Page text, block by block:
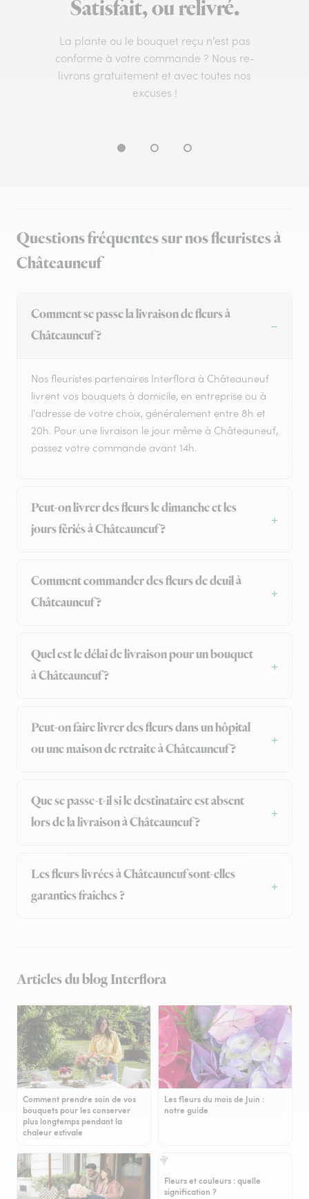
Satisfait, ou relivré.
La plante ou le bouquet reçu n’est pas
conforme à votre commande ? Nous re-
livrons gratuitement et avec toutes nos
excuses !
Questions fréquentes sur nos fleuristes à
Châteauneuf
Comment se passe la livraison de fleurs à
Châteauneuf ?
Nos fleuristes partenaires Interflora à Châteauneuf
livrent vos bouquets à domicile, en entreprise ou à
l'adresse de votre choix, généralement entre 8h et
20h. Pour une livraison le jour même à Châteauneuf,
passez votre commande avant 14h.
Peut-on livrer des fleurs le dimanche et les
jours fériés à Châteauneuf ?
Comment commander des fleurs de deuil à
Châteauneuf ?
Quel est le délai de livraison pour un bouquet
à Châteauneuf ?
Peut-on faire livrer des fleurs dans un hôpital
ou une maison de retraite à Châteauneuf ?
Que se passe-t-il si le destinataire est absent
lors de la livraison à Châteauneuf ?
Les fleurs livrées à Châteauneuf sont-elles
garanties fraîches ?
Articles du blog Interflora
Comment prendre soin de vos
bouquets pour les conserver
plus longtemps pendant la
chaleur estivale
Les fleurs du mois de Juin :
notre guide
Fleurs et couleurs : quelle
signification ?